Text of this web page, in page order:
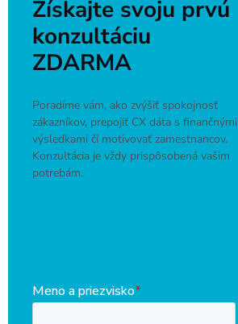
Získajte svoju prvú
konzultáciu
ZDARMA
Poradíme vám, ako zvýšiť spokojnosť
zákazníkov, prepojiť CX dáta s finančnými
výsledkami či motivovať zamestnancov.
Konzultácia je vždy prispôsobená vašim
potrebám.